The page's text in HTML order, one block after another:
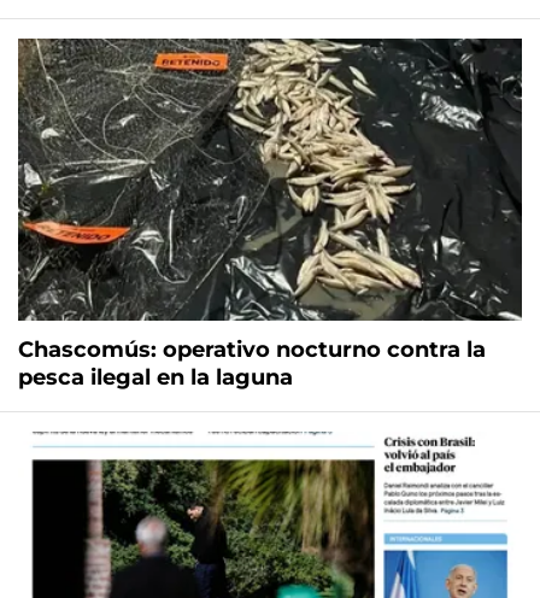
Chascomús: operativo nocturno contra la
pesca ilegal en la laguna